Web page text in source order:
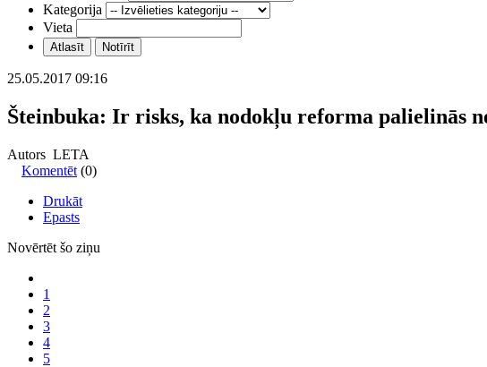
Kategorija
Vieta
25.05.2017 09:16
Šteinbuka: Ir risks, ka nodokļu reforma palielinās
Autors LETA
Komentēt (0)
Drukāt
Epasts
Novērtēt šo ziņu
1
2
3
4
5